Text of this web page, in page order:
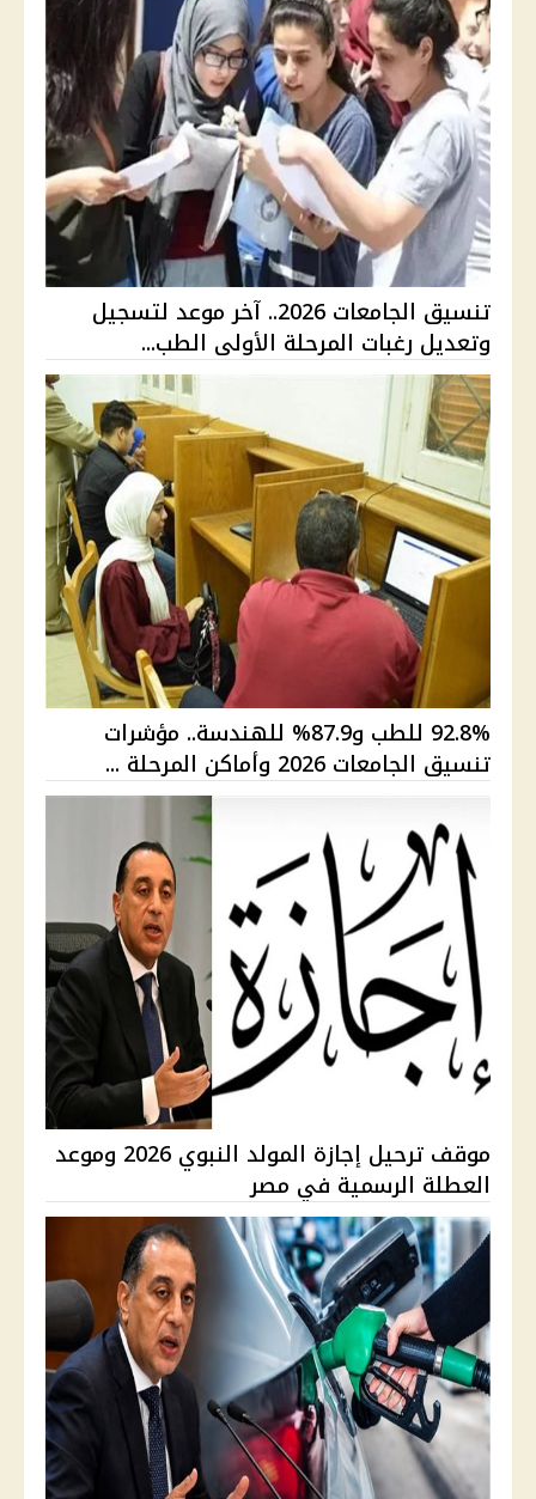
تنسيق الجامعات 2026.. آخر موعد لتسجيل
وتعديل رغبات المرحلة الأولى الطب...
92.8% للطب و87.9% للهندسة.. مؤشرات
تنسيق الجامعات 2026 وأماكن المرحلة ...
موقف ترحيل إجازة المولد النبوي 2026 وموعد
العطلة الرسمية في مصر